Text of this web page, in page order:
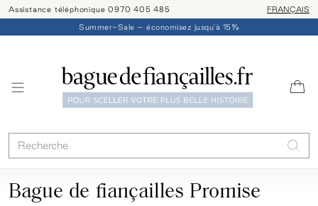
Assistance téléphonique 0970 405 485 Livraison/
FRANÇAIS
Summer-Sale – économisez jusqu'à 15%
Bague de fiançailles Promise